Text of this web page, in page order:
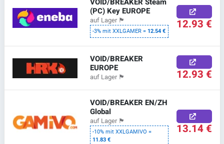
(PC) Key EUROPE
auf Lager 🏴
-3% mit XXLGAMER =12.54 € 12.93 €
VOID/BREAKER
EUROPE
auf Lager 🏴 12.93 €
VOID/BREAKER EN/ZH
Global
auf Lager 🏴
-10% mit XXLGAMIVO =
11.83 €
13.14 €